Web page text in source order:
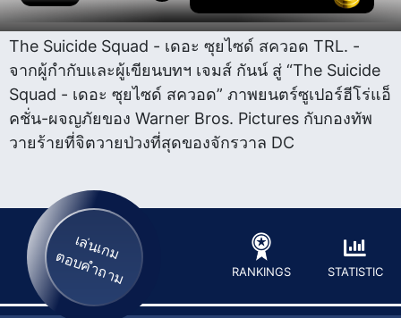
The Suicide Squad - เดอะ ซุยไซด์ สควอด TRL. -
จากผู้กำกับและผู้เขียนบทฯ เจมส์ กันน์ สู่ “The Suicide
Squad - เดอะ ซุยไซด์ สควอด” ภาพยนตร์ซูเปอร์ฮีโร่แอ็
คชั่น-ผจญภัยของ Warner Bros. Pictures กับกองทัพ
วายร้ายที่จิตวายป่วงที่สุดของจักรวาล DC
เล่นเกม
ตอบคำถาม RANKINGS STATISTIC